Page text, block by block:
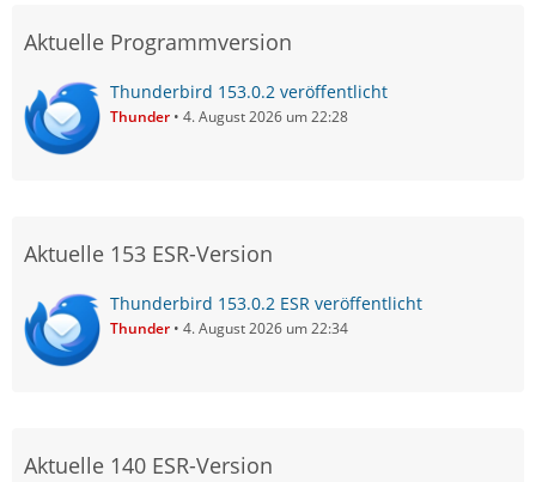
Aktuelle Programmversion
Thunderbird 153.0.2 veröffentlicht
Thunder 4. August 2026 um 22:28
Aktuelle 153 ESR-Version
Thunderbird 153.0.2 ESR veröffentlicht
Thunder 4. August 2026 um 22:34
Aktuelle 140 ESR-Version